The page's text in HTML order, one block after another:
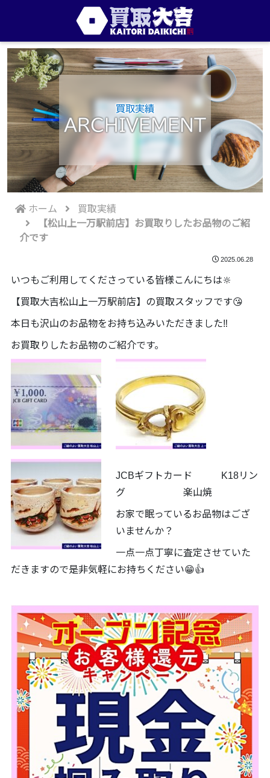
買取実績
ARCHIVEMENT
ホーム
買取実績
【松山上一万駅前店】お買取りしたお品物のご紹
介です
2025.06.28
いつもご利用してくださっている皆様こんにちは🔆
【買取大吉松山上一万駅前店】の買取スタッフです😘
本日も沢山のお品物をお持ち込みいただきました‼️
お買取りしたお品物のご紹介です。
JCBギフトカード K18リン
グ 楽山焼
お家で眠っているお品物はござ
いませんか？
一点一点丁寧に査定させていた
だきますので是非気軽にお持ちください😁👍